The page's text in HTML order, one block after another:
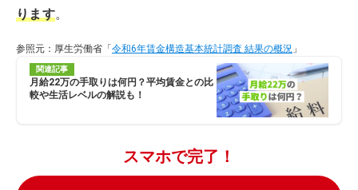
ります。
参照元：厚生労働省「 令和6年賃金構造基本統計調査 結果の概況 」
関連記事
月給22万の手取りは何円？平均賃金との比
較や生活レベルの解説も！
スマホで完了！